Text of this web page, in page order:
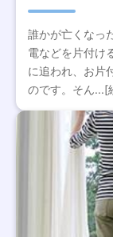
誰かが亡くなっ
電などを片付け
に追われ、お片
のです。そん...[